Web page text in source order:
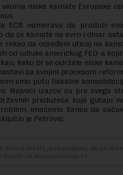
veoma niske kamate Evropske
ECB namerava da produži
da će kamate na evro i dinar
rekao da određeni uticaj na
od odluke američkog FED-a
kako bi se održale niske
sa svojim procesom
smo putu fiskalne
Najveći izazov su pre svega
preduzeća koja gutaju
imaćemo šansu da
je Petrović.
delova teksta je dozvoljeno, ali uz
tekstu na novaekonomija.rs